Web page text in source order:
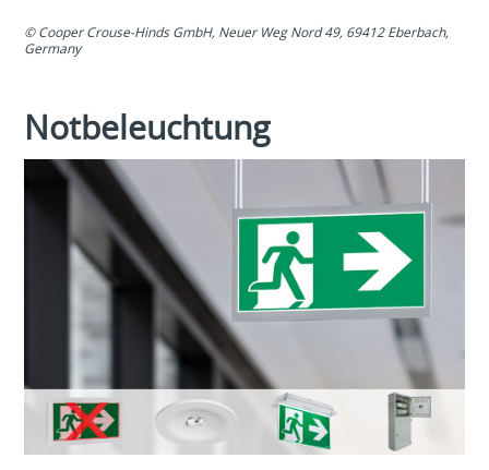
© Cooper Crouse-Hinds GmbH, Neuer Weg Nord 49, 69412 Eberbach,
Germany
Notbeleuchtung